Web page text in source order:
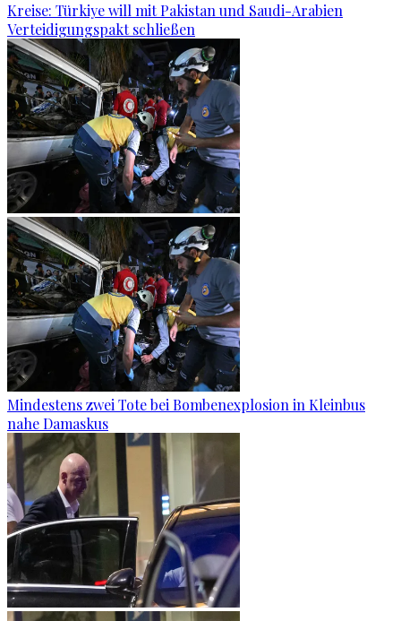
Kreise: Türkiye will mit Pakistan und Saudi-Arabien
Verteidigungspakt schließen
Mindestens zwei Tote bei Bombenexplosion in Kleinbus
nahe Damaskus